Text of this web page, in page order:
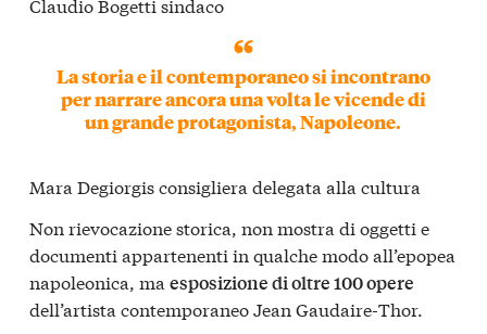
La storia e il contemporaneo si incontrano
per narrare ancora una volta le vicende di
un grande protagonista, Napoleone.
Mara Degiorgis consigliera delegata alla cultura
Non rievocazione storica, non mostra di oggetti e
documenti appartenenti in qualche modo all’epopea
napoleonica, ma esposizione di oltre 100 opere
dell’artista contemporaneo Jean Gaudaire-Thor.